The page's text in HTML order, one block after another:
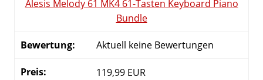
Alesis Melody 61 MK4 61-Tasten Keyboard Piano
Bundle
Aktuell keine Bewertungen
119,99 EUR